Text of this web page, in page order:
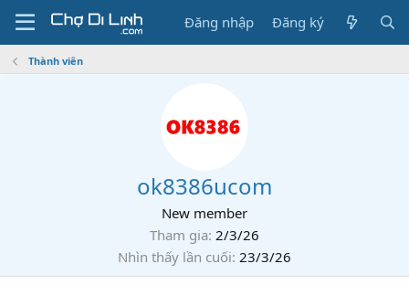
Đăng nhập Đăng ký
Thành viên
ok8386ucom
New member
Tham gia 2/3/26
Nhìn thấy lần cuối 23/3/26